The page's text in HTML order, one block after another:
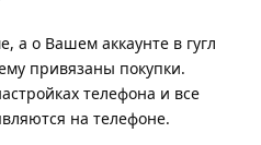
а о Вашем аккаунте в гугл
привязаны покупки.
телефона и все
на телефоне.